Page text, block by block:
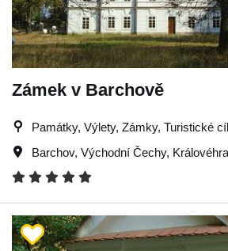
Zámek v Barchově
Památky, Výlety, Zámky, Turistické
Barchov, Východní Čechy,